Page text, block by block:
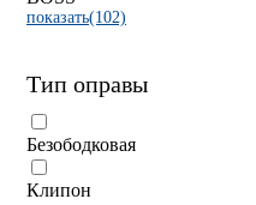
показать(102)
Тип оправы
Безободковая
Клипон